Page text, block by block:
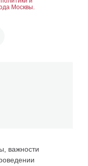
Москвы.
важности